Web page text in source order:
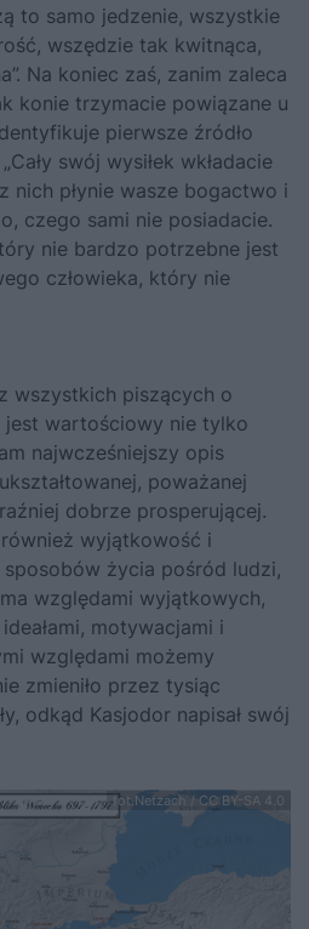
to samo jedzenie, wszystkie
wszędzie tak kwitnąca,
Na koniec zaś, zanim zaleca
konie trzymacie powiązane u
pierwsze źródło
swój wysiłek wkładacie
nich płynie wasze bogactwo i
czego sami nie posiadacie.
nie bardzo potrzebne jest
człowieka, który nie
wszystkich piszących o
jest wartościowy nie tylko
najwcześniejszy opis
poważanej
dobrze prosperującej.
wyjątkowość i
życia pośród ludzi,
względami wyjątkowych,
motywacjami i
względami możemy
zmieniło przez tysiąc
odkąd Kasjodor napisał swój
fot.Netzach / CC BY-SA 4.0